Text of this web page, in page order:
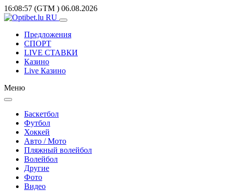
16:08:57 (GTM ) 06.08.2026
Предложения
СПОРТ
LIVE СТАВКИ
Казино
Live Казино
Меню
Баскетбол
Футбол
Хоккей
Авто / Мото
Пляжный волейбол
Волейбол
Другие
Фото
Видео